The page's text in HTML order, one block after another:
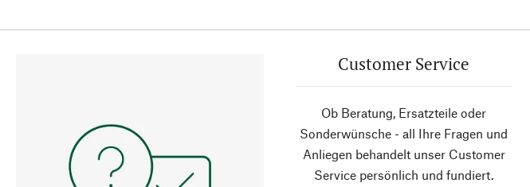
Customer Service
Ob Beratung, Ersatzteile oder
Sonderwünsche - all Ihre Fragen und
Anliegen behandelt unser Customer
Service persönlich und fundiert.